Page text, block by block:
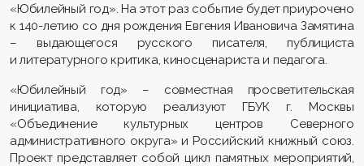
«Юбилейный год». На этот раз событие будет приурочено
к 140-летию со дня рождения Евгения Ивановича Замятина
– выдающегося русского писателя, публициста
и литературного критика, киносценариста и педагога.
«Юбилейный год» – совместная просветительская
инициатива, которую реализуют ГБУК г. Москвы
«Объединение культурных центров Северного
административного округа» и Российский книжный союз.
Проект представляет собой цикл памятных мероприятий,